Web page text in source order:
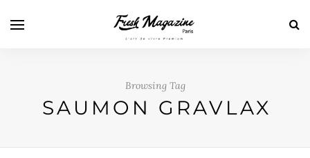
Browsing Tag
SAUMON GRAVLAX